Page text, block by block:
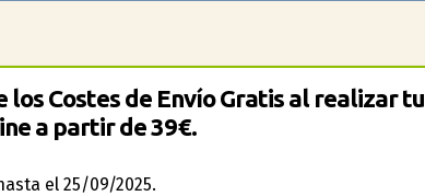
los Costes de Envío Gratis al realizar tu
a partir de 39€.
el 25/09/2025.